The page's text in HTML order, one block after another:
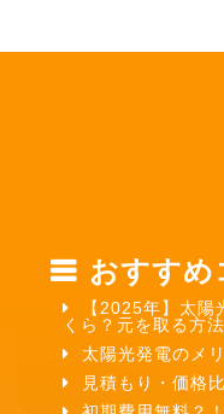
おすすめ
【2025年】太
くら？元を取る方
太陽光発電のメ
見積もり・価格